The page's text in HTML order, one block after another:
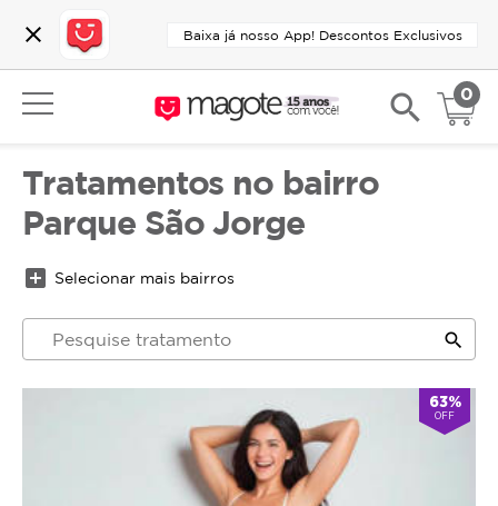
close Baixa já nosso App! Descontos Exclusivos
search 0
Tratamentos no bairro
Parque São Jorge
add_box Selecionar mais bairros
search
63%
OFF